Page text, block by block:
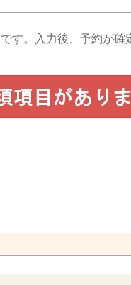
す。 入力後、予約が確